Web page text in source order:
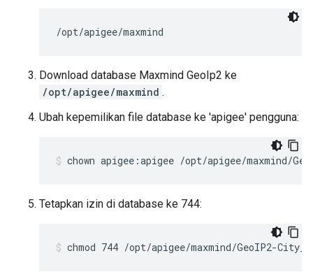
/opt/apigee/maxmind
Download database Maxmind GeoIp2 ke
/opt/apigee/maxmind .
Ubah kepemilikan file database ke 'apigee' pengguna:
chown apigee:apigee /opt/apigee/maxmind/
Tetapkan izin di database ke 744:
chmod 744 /opt/apigee/maxmind/GeoIP2-